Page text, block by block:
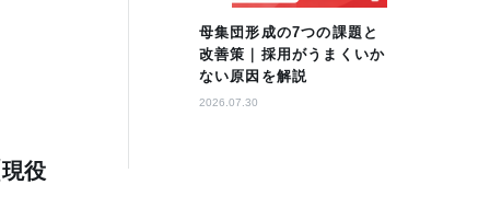
役
母集団形成の7つの課題と
改善策｜採用がうまくいか
ない原因を解説
2026.07.30